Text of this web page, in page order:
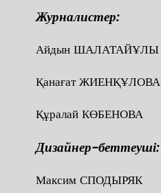
Журналистер:
Айдын ШАЛАТАЙҰЛЫ
Қанағат ЖИЕНҚҰЛОВА
Құралай КӨБЕНОВА
Дизайнер-беттеуші:
Максим СПОДЫРЯК